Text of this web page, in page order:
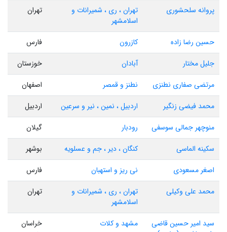
پروانه سلحشوری
تهران ، ری ، شمیرانات و
اسلامشهر
تهران
حسین رضا زاده کازرون
فارس
جلیل مختار
آبادان
خوزستان
مرتضی صفاری نطنزی
نطنز و قمصر
اصفهان
محمد فیضی زنگیر
اردبیل ، نمین ، نیر و سرعین
اردبیل
منوچهر جمالی سوسفی
رودبار
گیلان
سکینه الماسی
کنگان ، دیر ، جم و عسلویه
بوشهر
اصغر مسعودی
نی ریز و استهبان
فارس
محمد علی وکیلی
تهران ، ری ، شمیرانات و
اسلامشهر
تهران
سید امیر حسین قاضی
مشهد و کلات
خراسان